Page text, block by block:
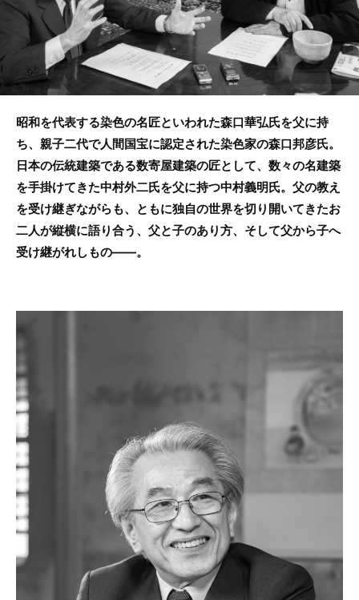
昭和を代表する染色の名匠といわれた森口華弘氏を父に持
ち、親子二代で人間国宝に認定された染色家の森口邦彦氏。
日本の伝統建築である数寄屋建築の匠として、数々の名建築
を手掛けてきた中村外二氏を父に持つ中村義明氏。父の教え
を受け継ぎながらも、ともに独自の世界を切り開いてきたお
二人が縦横に語り合う、父と子のあり方、そして父から子へ
受け継がれしもの――。